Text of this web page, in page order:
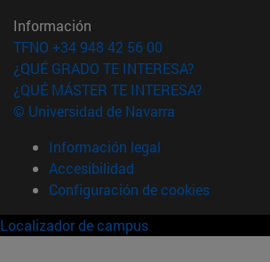
Información
TFNO +34 948 42 56 00
¿QUÉ GRADO TE INTERESA?
¿QUÉ MÁSTER TE INTERESA?
© Universidad de Navarra
Información legal
Accesibilidad
Configuración de cookies
Localizador de campus